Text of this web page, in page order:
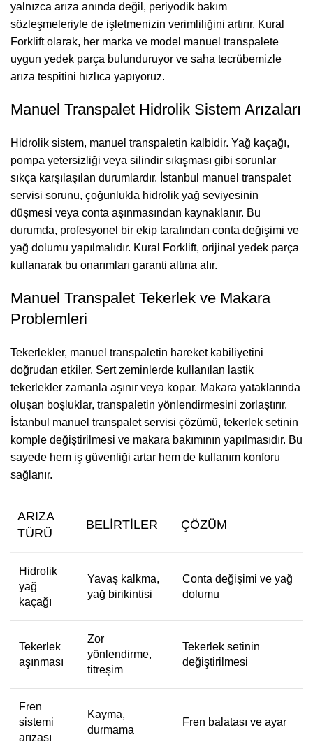
yalnızca arıza anında değil, periyodik bakım
sözleşmeleriyle de işletmenizin verimliliğini artırır. Kural
Forklift olarak, her marka ve model manuel transpalete
uygun yedek parça bulunduruyor ve saha tecrübemizle
arıza tespitini hızlıca yapıyoruz.
Manuel Transpalet Hidrolik Sistem Arızaları
Hidrolik sistem, manuel transpaletin kalbidir. Yağ kaçağı,
pompa yetersizliği veya silindir sıkışması gibi sorunlar
sıkça karşılaşılan durumlardır. İstanbul manuel transpalet
servisi sorunu, çoğunlukla hidrolik yağ seviyesinin
düşmesi veya conta aşınmasından kaynaklanır. Bu
durumda, profesyonel bir ekip tarafından conta değişimi ve
yağ dolumu yapılmalıdır. Kural Forklift, orijinal yedek parça
kullanarak bu onarımları garanti altına alır.
Manuel Transpalet Tekerlek ve Makara
Problemleri
Tekerlekler, manuel transpaletin hareket kabiliyetini
doğrudan etkiler. Sert zeminlerde kullanılan lastik
tekerlekler zamanla aşınır veya kopar. Makara yataklarında
oluşan boşluklar, transpaletin yönlendirmesini zorlaştırır.
İstanbul manuel transpalet servisi çözümü, tekerlek setinin
komple değiştirilmesi ve makara bakımının yapılmasıdır. Bu
sayede hem iş güvenliği artar hem de kullanım konforu
sağlanır.
ARIZA
TÜRÜ
BELIRTILER ÇÖZÜM
Hidrolik
yağ
kaçağı
Yavaş kalkma,
yağ birikintisi
Conta değişimi ve yağ
dolumu
Tekerlek
aşınması
Zor
yönlendirme,
titreşim
Tekerlek setinin
değiştirilmesi
Fren
sistemi
arızası
Kayma,
durmama
Fren balatası ve ayar